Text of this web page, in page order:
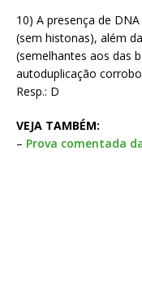
10) A presença de
(sem histonas), além
(semelhantes aos das
autoduplicação
Resp.: D
VEJA TAMBÉM:
– Prova comentada